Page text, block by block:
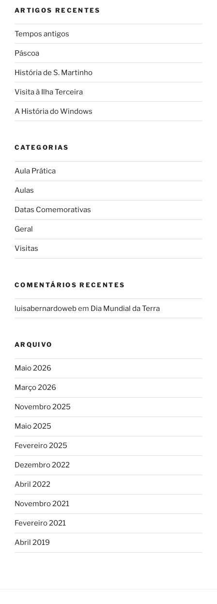
ARTIGOS RECENTES
Tempos antigos
Páscoa
História de S. Martinho
Visita à Ilha Terceira
A História do Windows
CATEGORIAS
Aula Prática
Aulas
Datas Comemorativas
Geral
Visitas
COMENTÁRIOS RECENTES
luisabernardowebem Dia Mundial da Terra
ARQUIVO
Maio 2026
Março 2026
Novembro 2025
Maio 2025
Fevereiro 2025
Dezembro 2022
Abril 2022
Novembro 2021
Fevereiro 2021
Abril 2019